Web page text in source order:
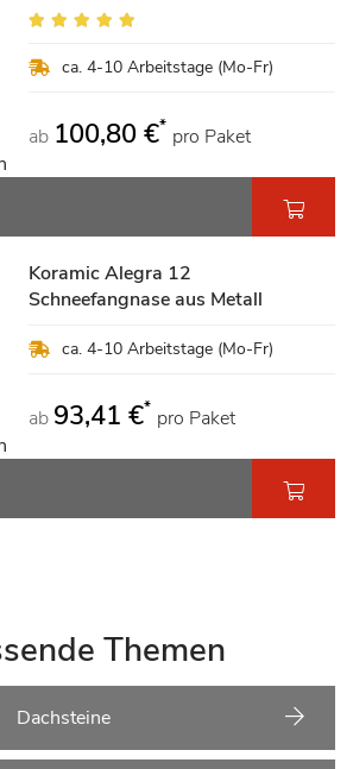
Bewertung:
ca. 4-10 Arbeitstage (Mo-Fr)
ab 100,80 €* pro Paket
Koramic Alegra 12
Schneefangnase aus Metall
ca. 4-10 Arbeitstage (Mo-Fr)
ab 93,41 €* pro Paket
Themen
Dachsteine